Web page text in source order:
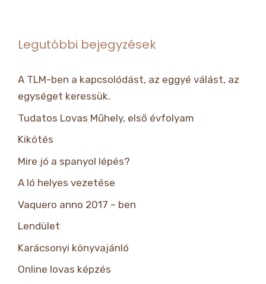
Legutóbbi bejegyzések
A TLM-ben a kapcsolódást, az eggyé válást, az
egységet keressük.
Tudatos Lovas Műhely, első évfolyam
Kikötés
Mire jó a spanyol lépés?
A ló helyes vezetése
Vaquero anno 2017 – ben
Lendület
Karácsonyi könyvajánló
Online lovas képzés